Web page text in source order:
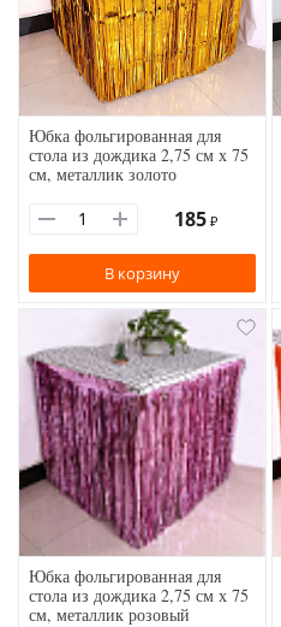
Юбка фольгированная для
стола из дождика 2,75 см х 75
см, металлик золото
185 ₽
В корзину
Юбка фольгированная для
стола из дождика 2,75 см х 75
см, металлик розовый